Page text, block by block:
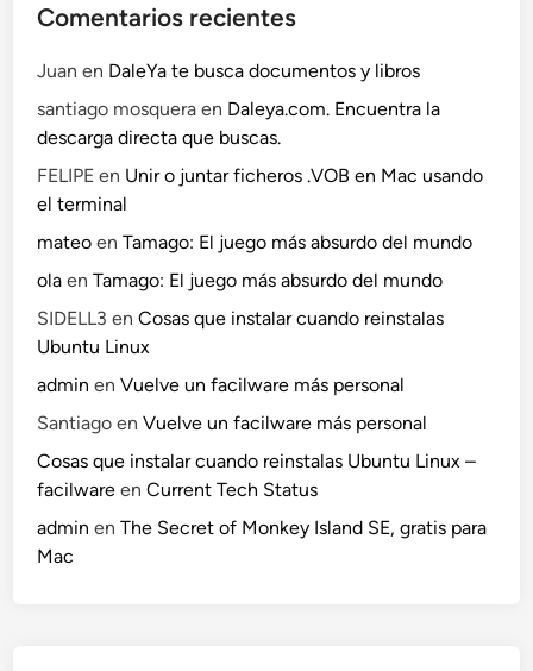
Comentarios recientes
Juan en DaleYa te busca documentos y libros
santiago mosquera en Daleya.com. Encuentra la
descarga directa que buscas.
FELIPE en Unir o juntar ficheros .VOB en Mac usando
el terminal
mateo enTamago: El juego más absurdo del mundo
ola enTamago: El juego más absurdo del mundo
SIDELL3 enCosas que instalar cuando reinstalas
Ubuntu Linux
admin enVuelve un facilware más personal
Santiago enVuelve un facilware más personal
Cosas que instalar cuando reinstalas Ubuntu Linux –
facilware enCurrent Tech Status
admin enThe Secret of Monkey Island SE, gratis para
Mac